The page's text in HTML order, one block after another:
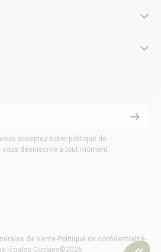
acceptez notre politique de
désinscrire à tout moment.
de Vente-Politique de confidentialité-
légales-Cookies©2026